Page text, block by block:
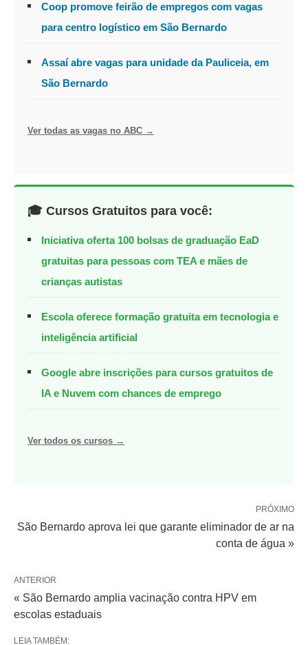
Coop promove feirão de empregos com vagas
para centro logístico em São Bernardo
Assaí abre vagas para unidade da Pauliceia, em
São Bernardo
Ver todas as vagas no ABC →
🎓 Cursos Gratuitos para você:
Iniciativa oferta 100 bolsas de graduação EaD
gratuitas para pessoas com TEA e mães de
crianças autistas
Escola oferece formação gratuita em tecnologia e
inteligência artificial
Google abre inscrições para cursos gratuitos de
IA e Nuvem com chances de emprego
Ver todos os cursos →
PRÓXIMO
São Bernardo aprova lei que garante eliminador de ar na
conta de água »
ANTERIOR
« São Bernardo amplia vacinação contra HPV em
escolas estaduais
LEIA TAMBÉM: